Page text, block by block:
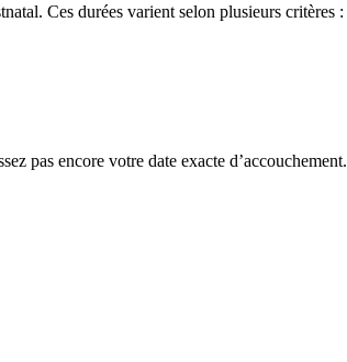
Ces durées varient selon plusieurs critères :
pas encore votre date exacte d’accouchement.